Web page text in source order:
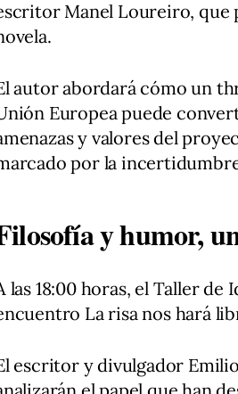
Manel Loureiro, que
autor abordará cómo un
Europea puede
y valores del
por la
y humor,
las 18:00 horas, el Taller de
La risa nos hará
escritor y divulgador